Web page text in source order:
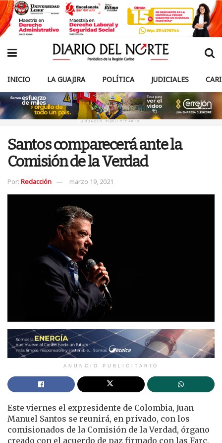
INICIO LA GUAJIRA POLÍTICA JUDICIALES
ANUNCIO PUBLICITARIO
Santos comparecerá ante la
Comisión de la Verdad
Por: Redacción marzo 19, 2021
ANUNCIO PUBLICITARIO
Este viernes el expresidente de Colombia, Juan
Manuel Santos se reunirá, en privado, con los
comisionados de la Comisión de la Verdad, órgano
creado con el acuerdo de paz firmado con las Farc,